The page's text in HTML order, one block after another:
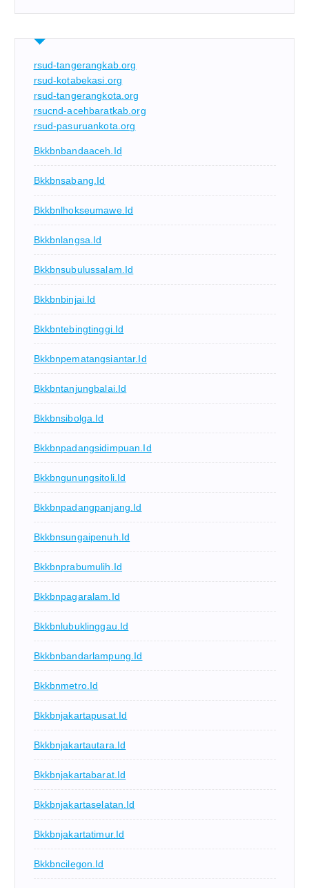
rsud-tangerangkab.org
rsud-kotabekasi.org
rsud-tangerangkota.org
rsucnd-acehbaratkab.org
rsud-pasuruankota.org
Bkkbnbandaaceh.id
Bkkbnsabang.id
Bkkbnlhokseumawe.id
Bkkbnlangsa.id
Bkkbnsubulussalam.id
Bkkbnbinjai.id
Bkkbntebingtinggi.id
Bkkbnpematangsiantar.id
Bkkbntanjungbalai.id
Bkkbnsibolga.id
Bkkbnpadangsidimpuan.id
Bkkbngunungsitoli.id
Bkkbnpadangpanjang.id
Bkkbnsungaipenuh.id
Bkkbnprabumulih.id
Bkkbnpagaralam.id
Bkkbnlubuklinggau.id
Bkkbnbandarlampung.id
Bkkbnmetro.id
Bkkbnjakartapusat.id
Bkkbnjakartautara.id
Bkkbnjakartabarat.id
Bkkbnjakartaselatan.id
Bkkbnjakartatimur.id
Bkkbncilegon.id